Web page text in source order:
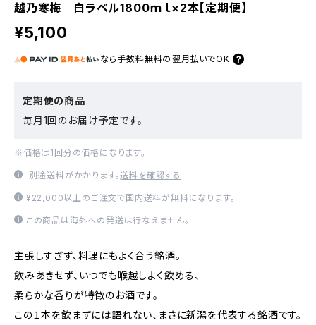
越乃寒梅 白ラベル1800ｍｌ×2本【定期便】
¥5,100
なら 手数料無料の 翌月払いでOK
定期便の商品
毎月1回のお届け予定です。
※価格は1回分の価格になります。
別途送料がかかります。送料を確認する
¥22,000以上のご注文で国内送料が無料になります。
この商品は海外への発送は行なえません。
主張しすぎず、料理にもよく合う銘酒。
飲みあきせず、いつでも喉越しよく飲める、
柔らかな香りが特徴のお酒です。
この１本を飲まずには語れない、まさに新潟を代表する銘酒です。